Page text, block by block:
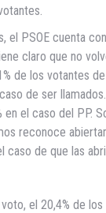
el PSOE cuenta
claro que no
de los votantes de
de ser
el caso del PP.
reconoce
caso de que las
el 20,4% de